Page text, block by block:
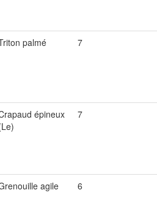
palmé 7
épineux
7
agile 6